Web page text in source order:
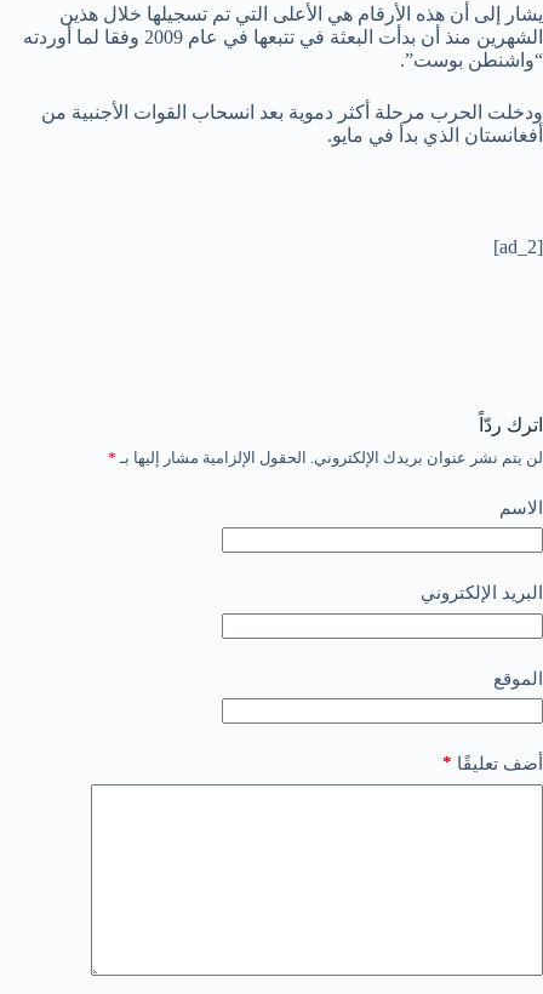
يشار إلى أن هذه الأرقام هي الأعلى التي تم تسجيلها خلال هذين
الشهرين منذ أن بدأت البعثة في تتبعها في عام 2009 وفقا لما أوردته
“واشنطن بوست”.
ودخلت الحرب مرحلة أكثر دموية بعد انسحاب القوات الأجنبية من
أفغانستان الذي بدأ في مايو.
[ad_2]
اترك ردّاً
لن يتم نشر عنوان بريدك الإلكتروني. الحقول الإلزامية مشار إليها بـ *
الاسم
البريد الإلكتروني
الموقع
أضف تعليقًا *